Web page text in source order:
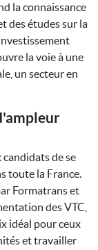
la connaissance
des études sur la
la voie à une
un secteur en
de se
toute la France.
Formatrans et
des VTC,
idéal pour ceux
et travailler